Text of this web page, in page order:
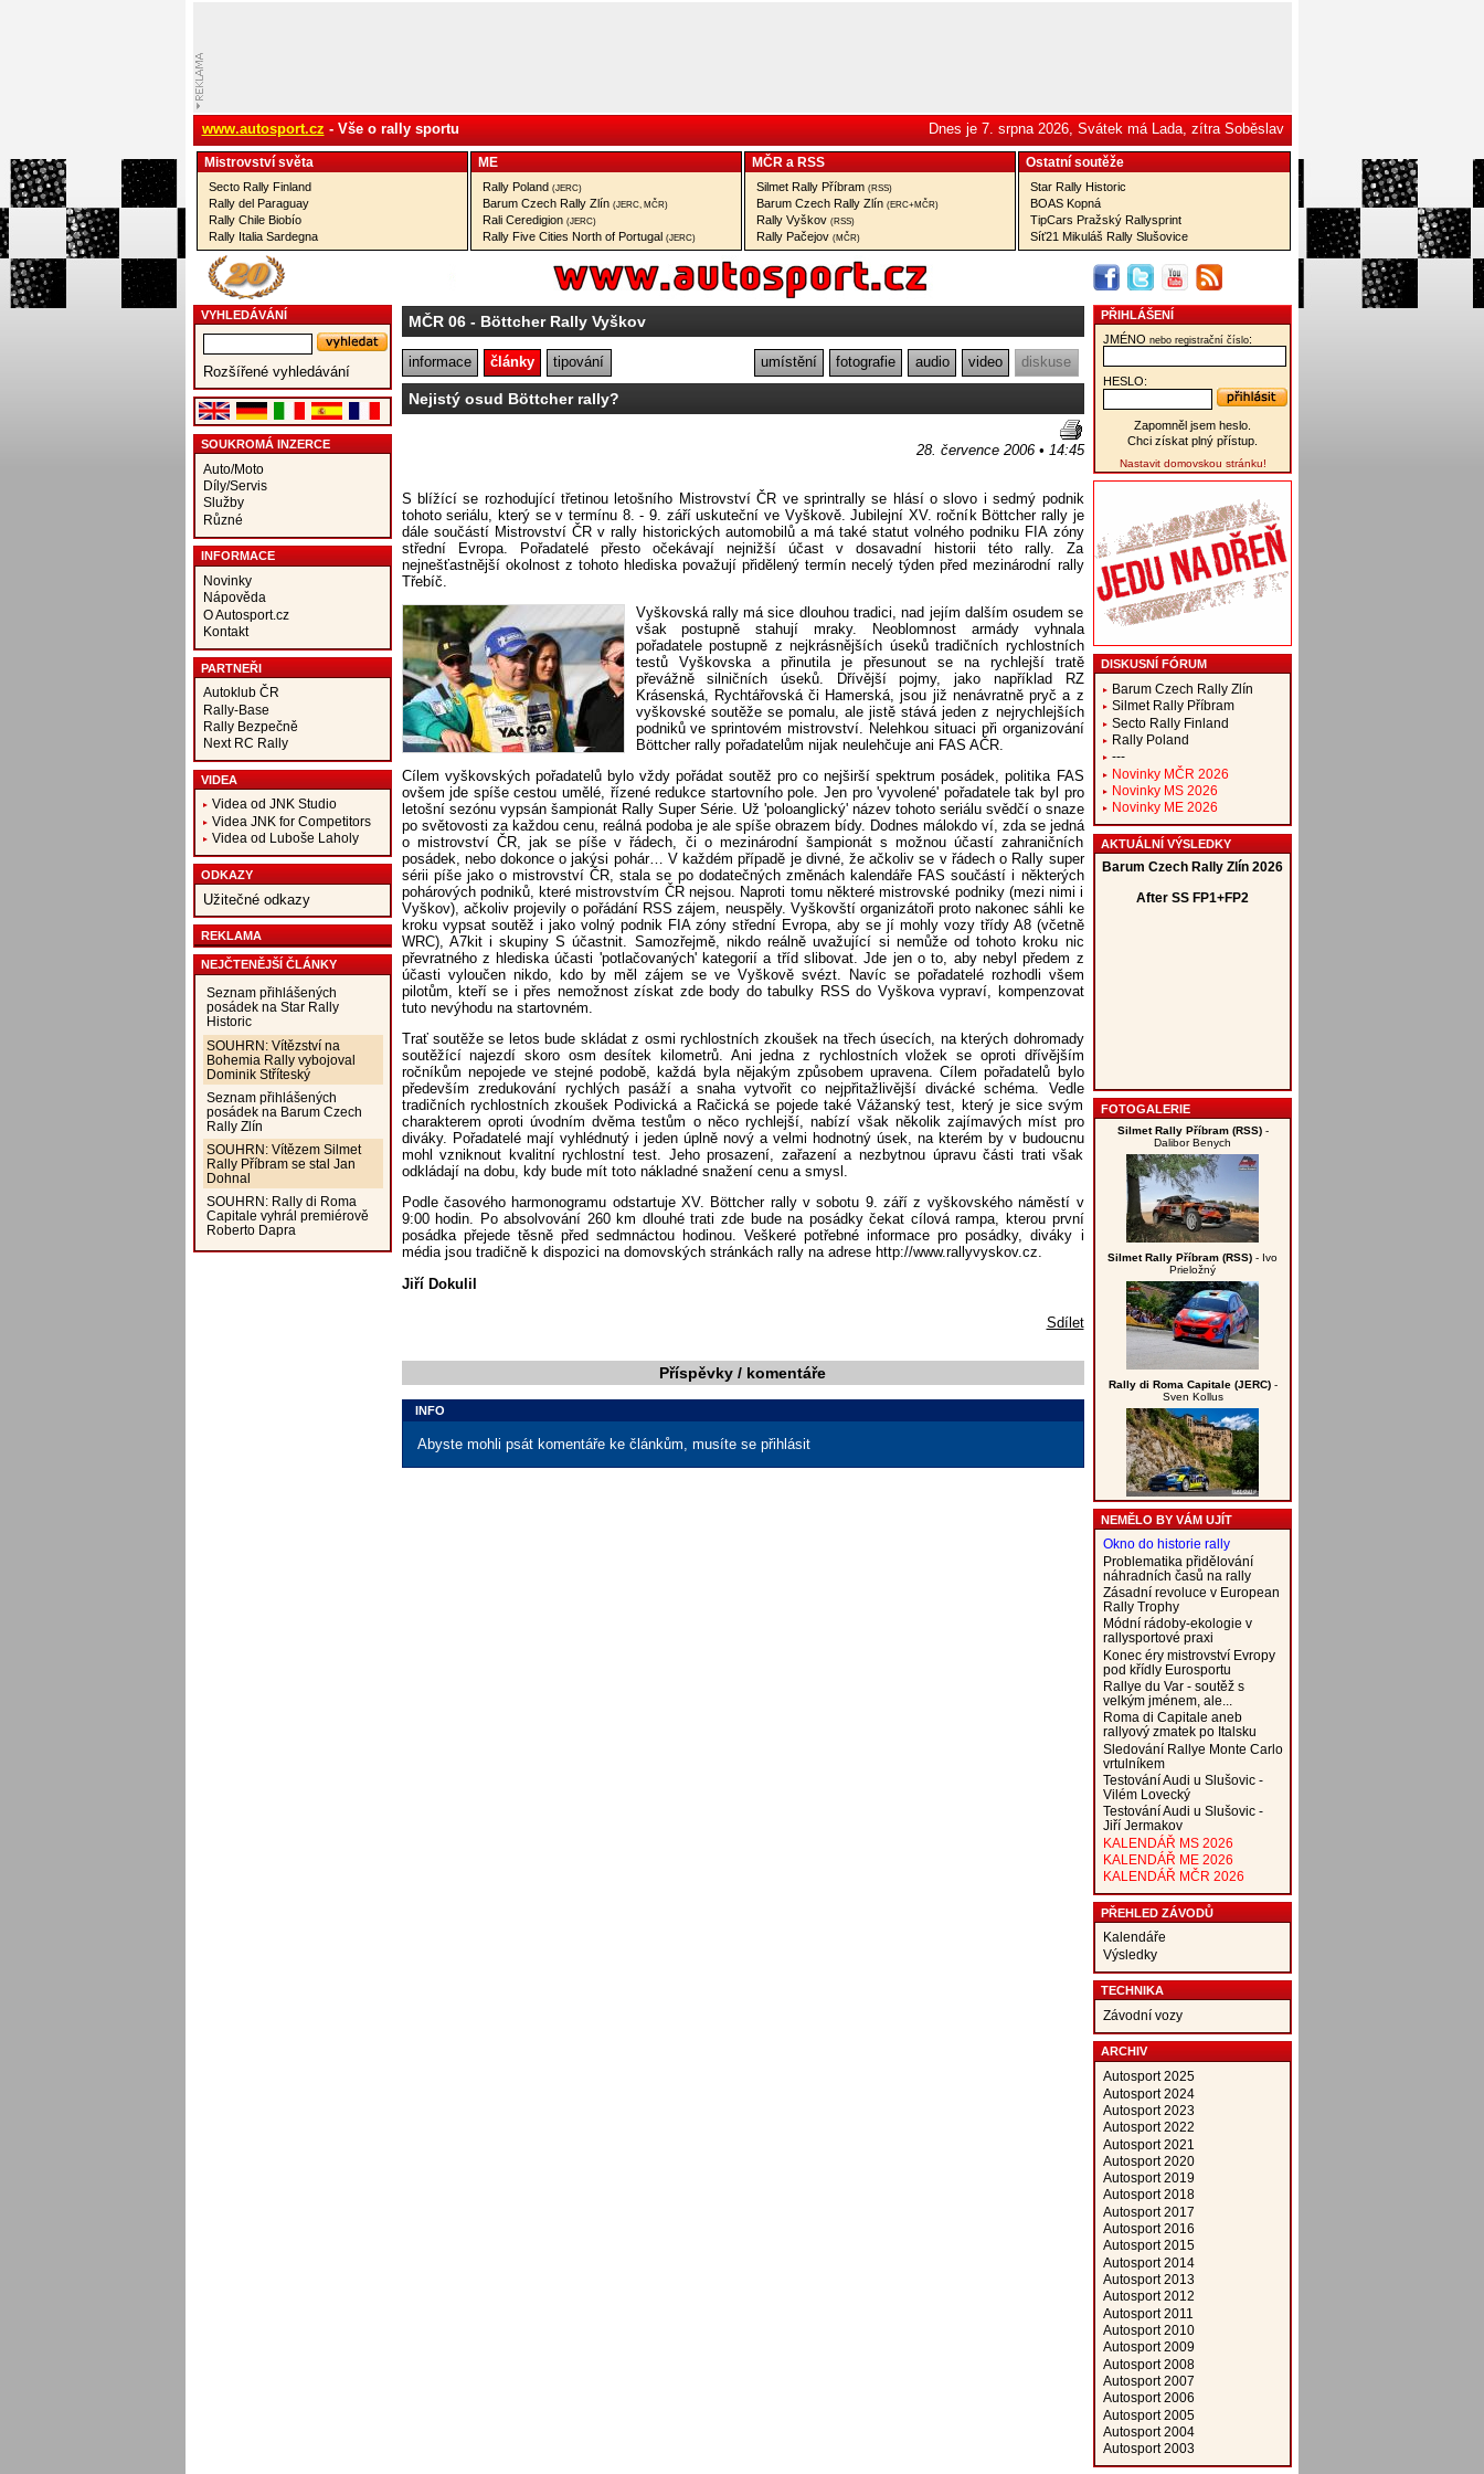
www.autosport.cz - Vše o rally sportu Dnes je 7. srpna 2026, Svátek má Lada, zítra Soběslav
Mistrovství­ světa
Secto Rally Finland
Rally del Paraguay
Rally Chile Biobío
Rally Italia Sardegna
ME
Rally Poland (JERC)
Barum Czech Rally Zlín (JERC, MČR)
Rali Ceredigion (JERC)
Rally Five Cities North of Portugal (JERC)
MČR a RSS
Silmet Rally Příbram (RSS)
Barum Czech Rally Zlín (ERC+MČR)
Rally Vyškov (RSS)
Rally Pačejov (MČR)
Ostatní­ soutěže
Star Rally Historic
BOAS Kopná
TipCars Pražský Rallysprint
Síť21 Mikuláš Rally Slušovice
VYHLEDÁVÁNÍ
Rozšířené vyhledávání
SOUKROMÁ INZERCE
Auto/Moto
Díly/Servis
Služby
Různé
INFORMACE
Novinky
Nápověda
O Autosport.cz
Kontakt
PARTNEŘI
Autoklub ČR
Rally-Base
Rally Bezpečně
Next RC Rally
VIDEA
Videa od JNK Studio
Videa JNK for Competitors
Videa od Luboše Laholy
ODKAZY
Užitečné odkazy
REKLAMA
NEJČTENĚJŠÍ ČLÁNKY
Seznam přihlášených
posádek na Star Rally
Historic
SOUHRN: Vítězství na
Bohemia Rally vybojoval
Dominik Stříteský
Seznam přihlášených
posádek na Barum Czech
Rally Zlín
SOUHRN: Vítězem Silmet
Rally Příbram se stal Jan
Dohnal
SOUHRN: Rally di Roma
Capitale vyhrál premiérově
Roberto Dapra
MČR 06- Böttcher Rally Vyškov
informace články tipování umístění fotografie audio video diskuse
Nejistý osud Böttcher rally?
28. července 2006 • 14:45
S blížící se rozhodující třetinou letošního Mistrovství ČR ve sprintrally se hlásí o slovo i sedmý podnik
tohoto seriálu, který se v termínu 8. - 9. září uskuteční ve Vyškově. Jubilejní XV. ročník Böttcher rally je
dále součástí Mistrovství ČR v rally historických automobilů a má také statut volného podniku FIA zóny
střední Evropa. Pořadatelé přesto očekávají nejnižší účast v dosavadní historii této rally. Za
nejnešťastnější okolnost z tohoto hlediska považují přidělený termín necelý týden před mezinárodní rally
Třebíč.
Vyškovská rally má sice dlouhou tradici, nad jejím dalším osudem se
však postupně stahují mraky. Neoblomnost armády vyhnala
pořadatele postupně z nejkrásnějších úseků tradičních rychlostních
testů Vyškovska a přinutila je přesunout se na rychlejší tratě
převážně silničních úseků. Dřívější pojmy, jako například RZ
Krásenská, Rychtářovská či Hamerská, jsou již nenávratně pryč a z
vyškovské soutěže se pomalu, ale jistě stává jeden z nejrychlejších
podniků ve sprintovém mistrovství. Nelehkou situaci při organizování
Böttcher rally pořadatelům nijak neulehčuje ani FAS AČR.
Cílem vyškovských pořadatelů bylo vždy pořádat soutěž pro co nejširší spektrum posádek, politika FAS
ovšem jde spíše cestou umělé, řízené redukce startovního pole. Jen pro 'vyvolené' pořadatele tak byl pro
letošní sezónu vypsán šampionát Rally Super Série. Už 'poloanglický' název tohoto seriálu svědčí o snaze
po světovosti za každou cenu, reálná podoba je ale spíše obrazem bídy. Dodnes málokdo ví, zda se jedná
o mistrovství ČR, jak se píše v řádech, či o mezinárodní šampionát s možnou účastí zahraničních
posádek, nebo dokonce o jakýsi pohár… V každém případě je divné, že ačkoliv se v řádech o Rally super
sérii píše jako o mistrovství ČR, stala se po dodatečných změnách kalendáře FAS součástí i některých
pohárových podniků, které mistrovstvím ČR nejsou. Naproti tomu některé mistrovské podniky (mezi nimi i
Vyškov), ačkoliv projevily o pořádání RSS zájem, neuspěly. Vyškovští organizátoři proto nakonec sáhli ke
kroku vypsat soutěž i jako volný podnik FIA zóny střední Evropa, aby se jí mohly vozy třídy A8 (včetně
WRC), A7kit i skupiny S účastnit. Samozřejmě, nikdo reálně uvažující si nemůže od tohoto kroku nic
převratného z hlediska účasti 'potlačovaných' kategorií a tříd slibovat. Jde jen o to, aby nebyl předem z
účasti vyloučen nikdo, kdo by měl zájem se ve Vyškově svézt. Navíc se pořadatelé rozhodli všem
pilotům, kteří se i přes nemožnost získat zde body do tabulky RSS do Vyškova vypraví, kompenzovat
tuto nevýhodu na startovném.
Trať soutěže se letos bude skládat z osmi rychlostních zkoušek na třech úsecích, na kterých dohromady
soutěžící najezdí skoro osm desítek kilometrů. Ani jedna z rychlostních vložek se oproti dřívějším
ročníkům nepojede ve stejné podobě, každá byla nějakým způsobem upravena. Cílem pořadatelů bylo
především zredukování rychlých pasáží a snaha vytvořit co nejpřitažlivější divácké schéma. Vedle
tradičních rychlostních zkoušek Podivická a Račická se pojede také Vážanský test, který je sice svým
charakterem oproti úvodním dvěma testům o něco rychlejší, nabízí však několik zajímavých míst pro
diváky. Pořadatelé mají vyhlédnutý i jeden úplně nový a velmi hodnotný úsek, na kterém by v budoucnu
mohl vzniknout kvalitní rychlostní test. Jeho prosazení, zařazení a nezbytnou úpravu části trati však
odkládají na dobu, kdy bude mít toto nákladné snažení cenu a smysl.
Podle časového harmonogramu odstartuje XV. Böttcher rally v sobotu 9. září z vyškovského náměstí v
9:00 hodin. Po absolvování 260 km dlouhé trati zde bude na posádky čekat cílová rampa, kterou první
posádka přejede těsně před sedmnáctou hodinou. Veškeré potřebné informace pro posádky, diváky i
média jsou tradičně k dispozici na domovských stránkách rally na adrese http://www.rallyvyskov.cz.
Jiří Dokulil
Sdílet
Příspěvky / komentáře
INFO
Abyste mohli psát komentáře ke článkům, musíte se přihlásit
PŘIHLÁŠENÍ
JMÉNO nebo registrační číslo:
HESLO:
Zapomněl jsem heslo.
Chci získat plný přístup.
Nastavit domovskou stránku!
DISKUSNÍ FÓRUM
Barum Czech Rally Zlín
Silmet Rally Příbram
Secto Rally Finland
Rally Poland
---
Novinky MČR 2026
Novinky MS 2026
Novinky ME 2026
AKTUÁLNÍ VÝSLEDKY
FOTOGALERIE
Silmet Rally Příbram (RSS)-
Dalibor Benych
Silmet Rally Příbram (RSS) - Ivo
Prieložný
Rally di Roma Capitale (JERC)-
Sven Kollus
NEMĚLO BY VÁM UJÍT
Okno do historie rally
Problematika přidělování
náhradních časů na rally
Zásadní revoluce v European
Rally Trophy
Módní rádoby-ekologie v
rallysportové praxi
Konec éry mistrovství Evropy
pod křídly Eurosportu
Rallye du Var - soutěž s
velkým jménem, ale...
Roma di Capitale aneb
rallyový zmatek po Italsku
Sledování Rallye Monte Carlo
vrtulníkem
Testování Audi u Slušovic -
Vilém Lovecký
Testování Audi u Slušovic -
Jiří Jermakov
KALENDÁŘ MS 2026
KALENDÁŘ ME 2026
KALENDÁŘ MČR 2026
PŘEHLED ZÁVODŮ
Kalendáře
Výsledky
TECHNIKA
Závodní vozy
ARCHIV
Autosport 2025
Autosport 2024
Autosport 2023
Autosport 2022
Autosport 2021
Autosport 2020
Autosport 2019
Autosport 2018
Autosport 2017
Autosport 2016
Autosport 2015
Autosport 2014
Autosport 2013
Autosport 2012
Autosport 2011
Autosport 2010
Autosport 2009
Autosport 2008
Autosport 2007
Autosport 2006
Autosport 2005
Autosport 2004
Autosport 2003